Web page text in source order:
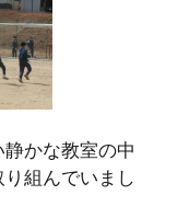
かな教室の中
組んでいまし